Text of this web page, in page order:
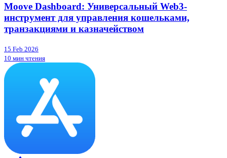
Moove Dashboard: Универсальный Web3-
инструмент для управления кошельками,
транзакциями и казначейством
15 Feb 2026
10 мин чтения